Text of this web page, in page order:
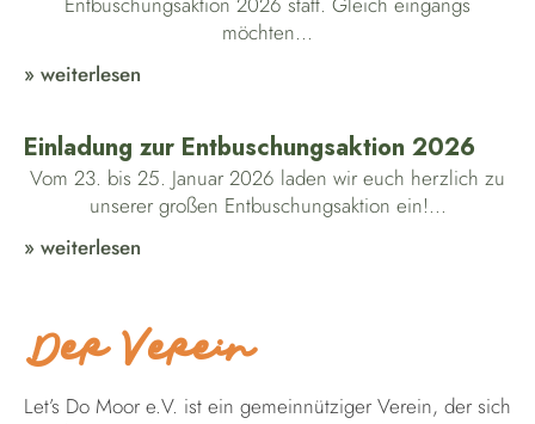
möchten...
» weiterlesen
Einladung zur Entbuschungsaktion 2026
Vom 23. bis 25. Januar 2026 laden wir euch herzlich zu
unserer großen Entbuschungsaktion ein!...
» weiterlesen
Der Verein
Let’s Do Moor e.V. ist ein gemeinnütziger Verein, der sich